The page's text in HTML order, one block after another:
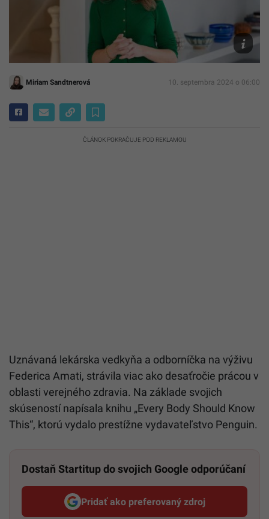
Miriam Sandtnerová 10. septembra 2024 o 06:00
ČLÁNOK POKRAČUJE POD REKLAMOU
Uznávaná lekárska vedkyňa a odborníčka na výživu
Federica Amati, strávila viac ako desaťročie prácou v
oblasti verejného zdravia. Na základe svojich
skúseností napísala knihu „Every Body Should Know
This“, ktorú vydalo prestížne vydavateľstvo Penguin.
Dostaň Startitup do svojich Google odporúčaní
Pridať ako preferovaný zdroj
Startitup, odkaz sa otvorí v